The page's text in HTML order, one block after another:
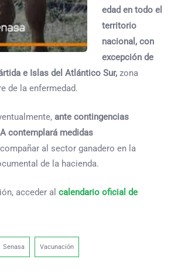
edad en todo el
territorio
nacional, con
excepción de
e Islas del Atlántico Sur, zona
de la enfermedad.
ante contingencias
contemplará medidas
al sector ganadero en la
de la hacienda.
acceder al calendario oficial de
Senasa Vacunación